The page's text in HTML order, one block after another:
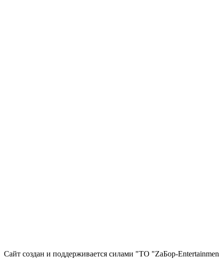
Сайт создан и поддерживается силами "ТО "ZаБор-